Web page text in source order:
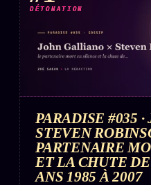
Words Radio
PRATIQUE + LÉGAL
Archive complète
Récents
À la une
Recherche ⌕
DÉTONATION
PARADISE #035
STEVEN
PARTENAIRE
ET LA CHUTE
ANS 1985 À 2007